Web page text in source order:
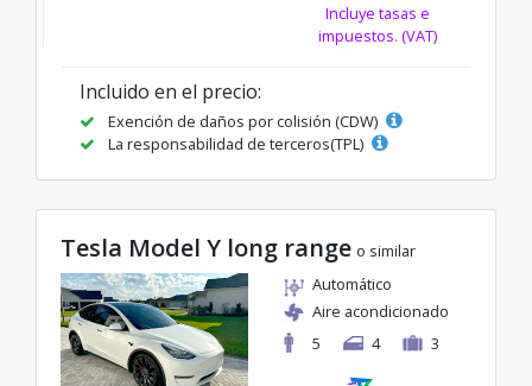
Incluye tasas e
impuestos. (VAT)
Incluido en el precio:
Exención de daños por colisión (CDW)
La responsabilidad de terceros(TPL)
Tesla Model Y long range o similar
Automático
Aire acondicionado
5
4 3